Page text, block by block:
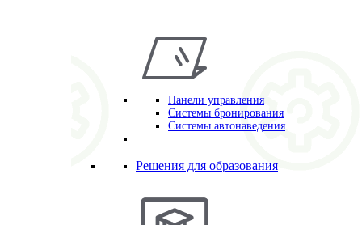
Панели управления
Системы бронирования
Системы автонаведения
Решения для образования